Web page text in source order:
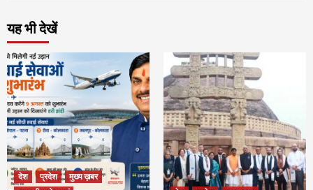
यह भी देखें
देश प्रदेश
मुख्य ख़बर